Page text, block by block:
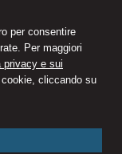
per consentire
Per maggiori
privacy e sui
cliccando su